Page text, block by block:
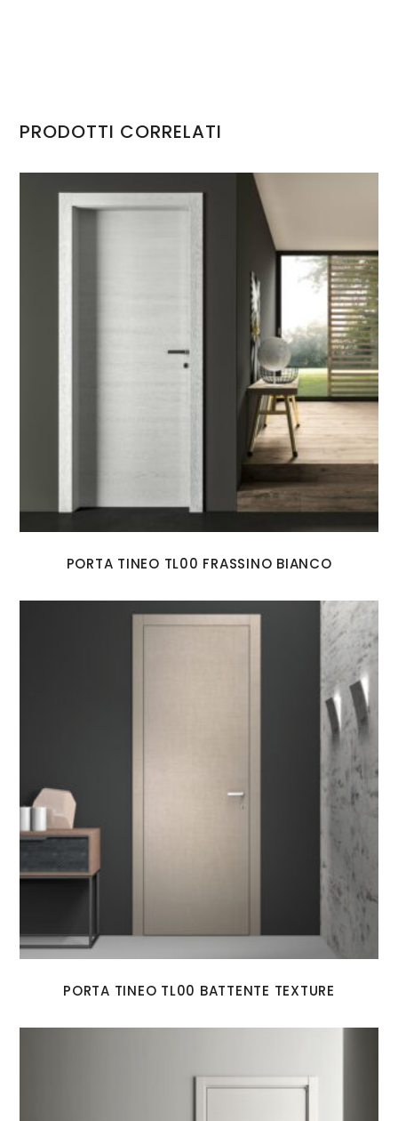
PRODOTTI CORRELATI
PORTA TINEO TL00 FRASSINO BIANCO
PORTA TINEO TL00 BATTENTE TEXTURE